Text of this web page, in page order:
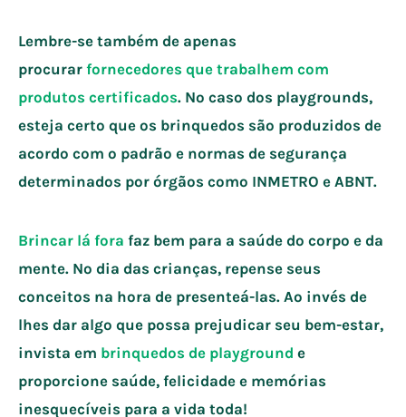
Lembre-se também de apenas
procurar fornecedores que trabalhem com
produtos certificados. No caso dos playgrounds,
esteja certo que os brinquedos são produzidos de
acordo com o padrão e normas de segurança
determinados por órgãos como INMETRO e ABNT.
Brincar lá fora faz bem para a saúde do corpo e da
mente. No dia das crianças, repense seus
conceitos na hora de presenteá-las. Ao invés de
lhes dar algo que possa prejudicar seu bem-estar,
invista em brinquedos de playground e
proporcione saúde, felicidade e memórias
inesquecíveis para a vida toda!